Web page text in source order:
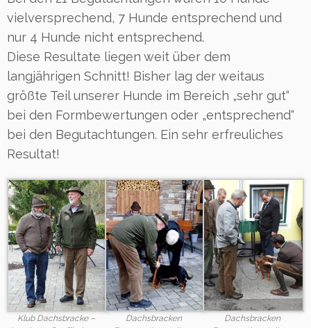
vielversprechend, 7 Hunde entsprechend und
nur 4 Hunde nicht entsprechend.
Diese Resultate liegen weit über dem
langjährigen Schnitt! Bisher lag der weitaus
größte Teil unserer Hunde im Bereich „sehr gut“
bei den Formbewertungen oder „entsprechend“
bei den Begutachtungen. Ein sehr erfreuliches
Resultat!
Klub Dachsbracke –
Dachsbracken
Dachsbracken